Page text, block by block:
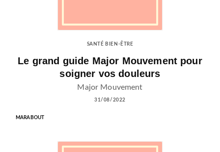
SANTÉ BIEN-ÊTRE
Le grand guide Major Mouvement pour
soigner vos douleurs
Major Mouvement
31/08/2022
MARABOUT